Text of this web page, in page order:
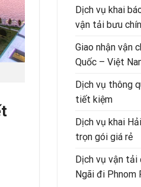
Dịch vụ khai
vận tải bưu
Giao nhận vận
Quốc – Việt
Dịch vụ thông
tiết kiệm
Dịch vụ khai
trọn gói giá rẻ
Dịch vụ vận
Ngãi đi Phnom